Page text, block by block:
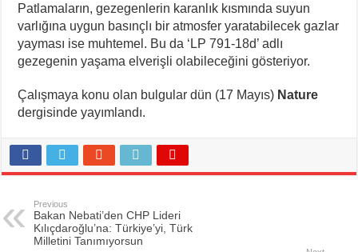
Patlamaların, gezegenlerin karanlık kısmında suyun
varlığına uygun basınçlı bir atmosfer yaratabilecek gazlar
yayması ise muhtemel. Bu da ‘LP 791-18d’ adlı
gezegenin yaşama elverişli olabileceğini gösteriyor.
Çalışmaya konu olan bulgular dün (17 Mayıs) Nature
dergisinde yayımlandı.
Previous
Bakan Nebati’den CHP Lideri
Kılıçdaroğlu’na: Türkiye’yi, Türk
Milletini Tanımıyorsun